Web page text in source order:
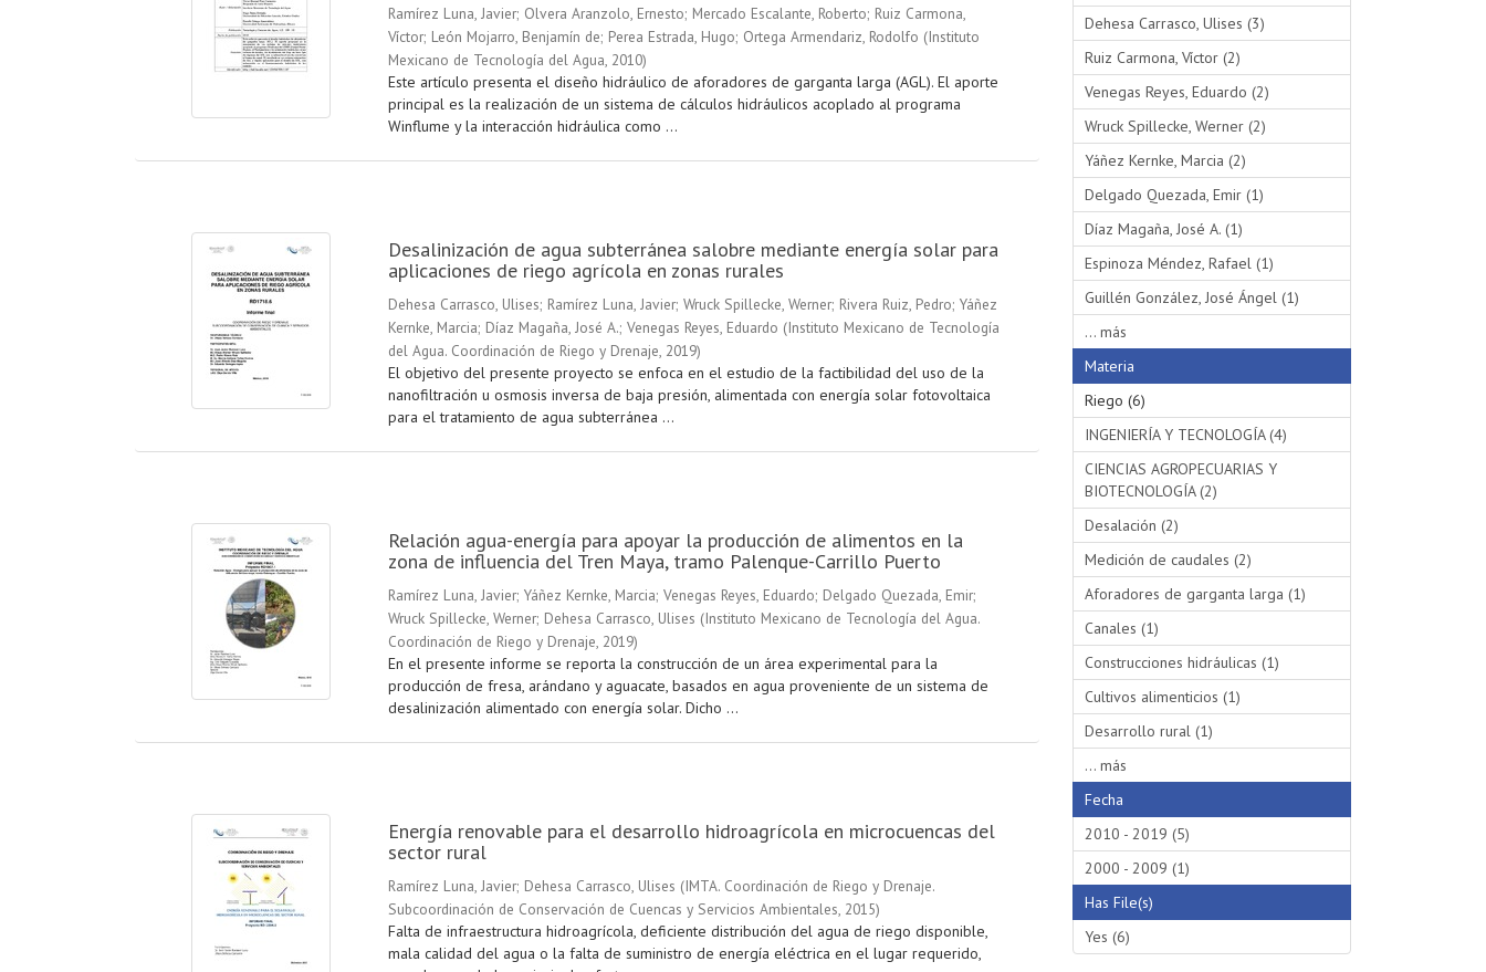
Ramírez Luna, Javier; Olvera Aranzolo, Ernesto; Mercado Escalante, Roberto; Ruiz Carmona,
Víctor; León Mojarro, Benjamín de; Perea Estrada, Hugo; Ortega Armendariz, Rodolfo (Instituto
Mexicano de Tecnología del Agua, 2010)
Este artículo presenta el diseño hidráulico de aforadores de garganta larga (AGL). El aporte
principal es la realización de un sistema de cálculos hidráulicos acoplado al programa
Winflume y la interacción hidráulica como ...
Desalinización de agua subterránea salobre mediante energía solar para
aplicaciones de riego agrícola en zonas rurales
Dehesa Carrasco, Ulises; Ramírez Luna, Javier; Wruck Spillecke, Werner; Rivera Ruiz, Pedro; Yáñez
Kernke, Marcia; Díaz Magaña, José A.; Venegas Reyes, Eduardo (Instituto Mexicano de Tecnología
del Agua. Coordinación de Riego y Drenaje, 2019)
El objetivo del presente proyecto se enfoca en el estudio de la factibilidad del uso de la
nanofiltración u osmosis inversa de baja presión, alimentada con energía solar fotovoltaica
para el tratamiento de agua subterránea ...
Relación agua-energía para apoyar la producción de alimentos en la
zona de influencia del Tren Maya, tramo Palenque-Carrillo Puerto
Ramírez Luna, Javier; Yáñez Kernke, Marcia; Venegas Reyes, Eduardo; Delgado Quezada, Emir;
Wruck Spillecke, Werner; Dehesa Carrasco, Ulises (Instituto Mexicano de Tecnología del Agua.
Coordinación de Riego y Drenaje, 2019)
En el presente informe se reporta la construcción de un área experimental para la
producción de fresa, arándano y aguacate, basados en agua proveniente de un sistema de
desalinización alimentado con energía solar. Dicho ...
Energía renovable para el desarrollo hidroagrícola en microcuencas del
sector rural
Ramírez Luna, Javier; Dehesa Carrasco, Ulises (IMTA. Coordinación de Riego y Drenaje.
Subcoordinación de Conservación de Cuencas y Servicios Ambientales, 2015)
Falta de infraestructura hidroagrícola, deficiente distribución del agua de riego disponible,
mala calidad del agua o la falta de suministro de energía eléctrica en el lugar requerido,
Dehesa Carrasco, Ulises (3)
Ruiz Carmona, Víctor (2)
Venegas Reyes, Eduardo (2)
Wruck Spillecke, Werner (2)
Yáñez Kernke, Marcia (2)
Delgado Quezada, Emir (1)
Díaz Magaña, José A. (1)
Espinoza Méndez, Rafael (1)
Guillén González, José Ángel (1)
... más
Materia
Riego (6)
INGENIERÍA Y TECNOLOGÍA (4)
CIENCIAS AGROPECUARIAS Y
BIOTECNOLOGÍA (2)
Desalación (2)
Medición de caudales (2)
Aforadores de garganta larga (1)
Canales (1)
Construcciones hidráulicas (1)
Cultivos alimenticios (1)
Desarrollo rural (1)
... más
Fecha
2010 - 2019 (5)
2000 - 2009 (1)
Has File(s)
Yes (6)